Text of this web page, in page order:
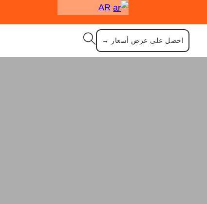
AR
احصل على عرض أسعار →
للصدأ